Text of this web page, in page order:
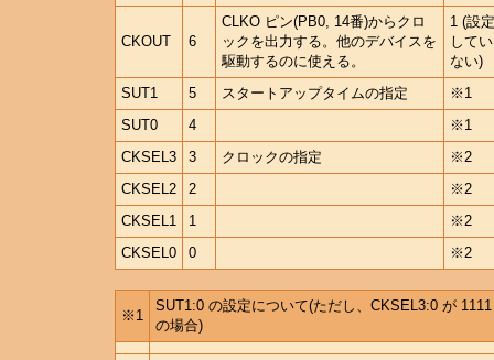
CKOUT 6
CLKO ピン(PB0, 14番)からクロ
ックを出力する。他のデバイスを
駆動するのに使える。
1 (設定
してい
ない)
SUT1
5 スタートアップタイムの指定
※1
SUT0
4
※1
CKSEL3
3 クロックの指定
※2
CKSEL2
2
※2
CKSEL1
1
※2
CKSEL0
0 ※2
※1
SUT1:0 の設定について(ただし、CKSEL3:0 が 1111
の場合)